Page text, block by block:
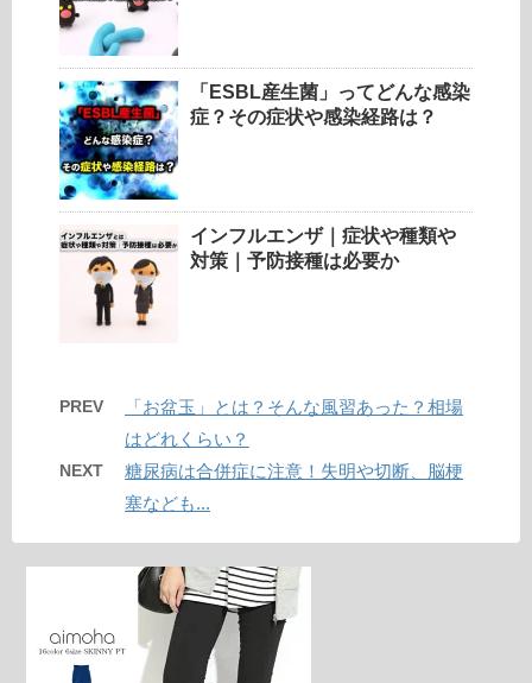
「ESBL産生菌」ってどんな感染
症？その症状や感染経路は？
インフルエンザ｜症状や種類や
対策｜予防接種は必要か
PREV
「お盆玉」とは？そんな風習あった？相場
はどれくらい？
NEXT
糖尿病は合併症に注意！失明や切断、脳梗
塞なども...